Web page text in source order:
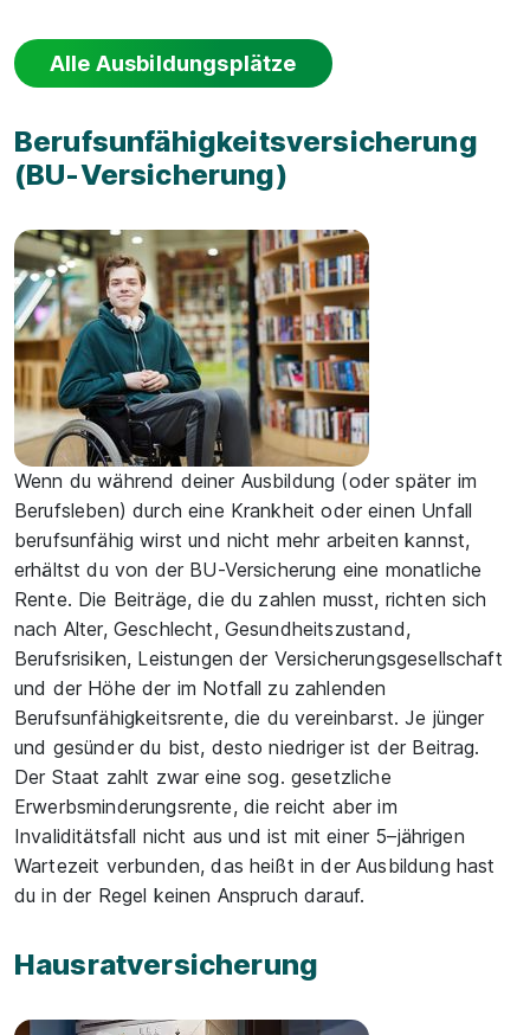
Alle Ausbildungsplätze
Berufsunfähigkeitsversicherung
(BU-Versicherung)
Wenn du während deiner Ausbildung (oder später im
Berufsleben) durch eine Krankheit oder einen Unfall
berufsunfähig wirst und nicht mehr arbeiten kannst,
erhältst du von der BU-Versicherung eine monatliche
Rente. Die Beiträge, die du zahlen musst, richten sich
nach Alter, Geschlecht, Gesundheitszustand,
Berufsrisiken, Leistungen der Versicherungsgesellschaft
und der Höhe der im Notfall zu zahlenden
Berufsunfähigkeitsrente, die du vereinbarst. Je jünger
und gesünder du bist, desto niedriger ist der Beitrag.
Der Staat zahlt zwar eine sog. gesetzliche
Erwerbsminderungsrente, die reicht aber im
Invaliditätsfall nicht aus und ist mit einer 5–jährigen
Wartezeit verbunden, das heißt in der Ausbildung hast
du in der Regel keinen Anspruch darauf.
Hausratversicherung